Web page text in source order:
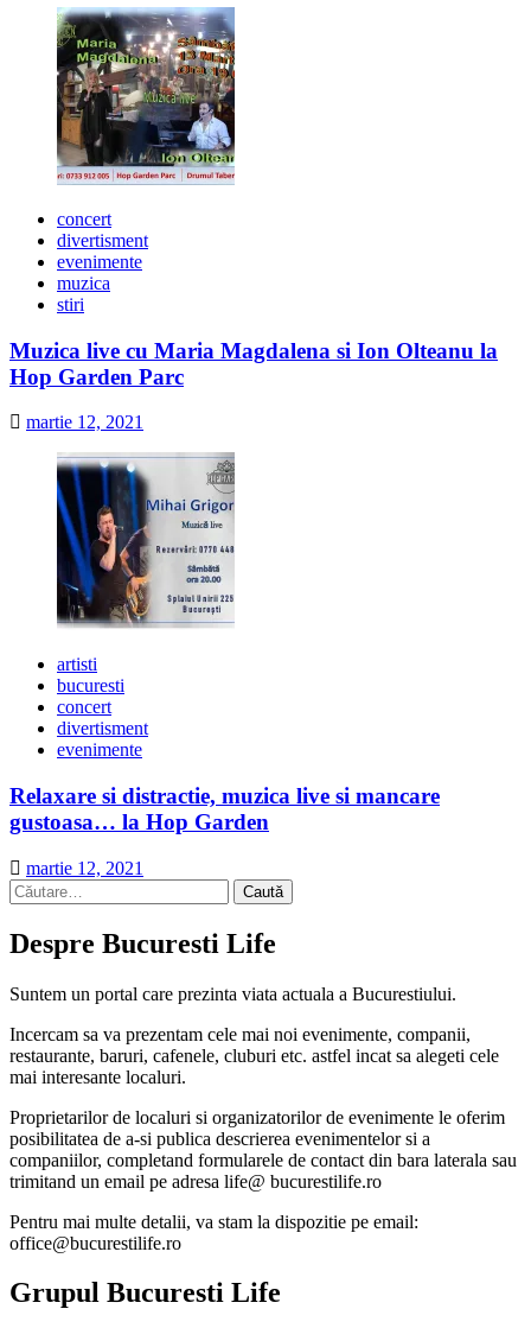
concert
divertisment
evenimente
muzica
stiri
Muzica live cu Maria Magdalena si Ion Olteanu la
Hop Garden Parc
martie 12, 2021
artisti
bucuresti
concert
divertisment
evenimente
Relaxare si distractie, muzica live si mancare
gustoasa… la Hop Garden
martie 12, 2021
Caută
după:
Despre Bucuresti Life
Suntem un portal care prezinta viata actuala a Bucurestiului.
Incercam sa va prezentam cele mai noi evenimente, companii,
restaurante, baruri, cafenele, cluburi etc. astfel incat sa alegeti cele
mai interesante localuri.
Proprietarilor de localuri si organizatorilor de evenimente le oferim
posibilitatea de a-si publica descrierea evenimentelor si a
companiilor, completand formularele de contact din bara laterala sau
trimitand un email pe adresa life@ bucurestilife.ro
Pentru mai multe detalii, va stam la dispozitie pe email:
office@bucurestilife.ro
Grupul Bucuresti Life